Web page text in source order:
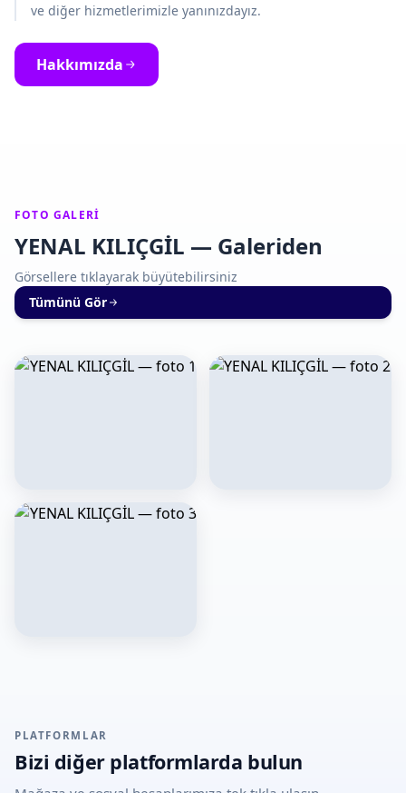
ve diğer hizmetlerimizle yanınızdayız.
Hakkımızda
FOTO GALERI
YENAL KILIÇGİL — Galeriden
Görsellere tıklayarak büyütebilirsiniz
Tümünü Gör
PLATFORMLAR
Bizi diğer platformlarda bulun